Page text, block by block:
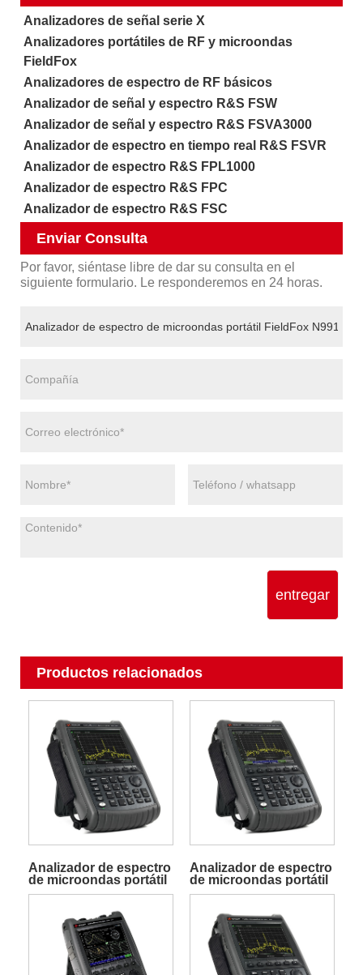
Analizadores de señal serie X
Analizadores portátiles de RF y microondas
FieldFox
Analizadores de espectro de RF básicos
Analizador de señal y espectro R&S FSW
Analizador de señal y espectro R&S FSVA3000
Analizador de espectro en tiempo real R&S FSVR
Analizador de espectro R&S FPL1000
Analizador de espectro R&S FPC
Analizador de espectro R&S FSC
Enviar Consulta
Por favor, siéntase libre de dar su consulta en el
siguiente formulario. Le responderemos en 24 horas.
entregar
Productos relacionados
Analizador de espectro
de microondas portátil
FieldFox N9962A
Analizador de espectro
de microondas portátil
FieldFox N9960A